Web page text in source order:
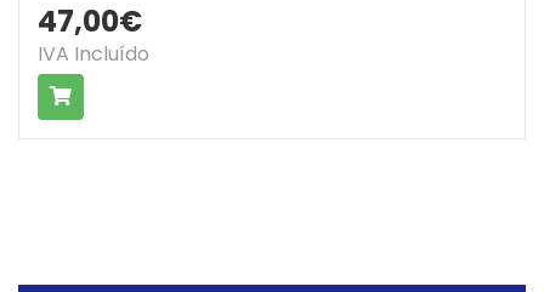
47,00€
IVA Incluído
COMPRAR